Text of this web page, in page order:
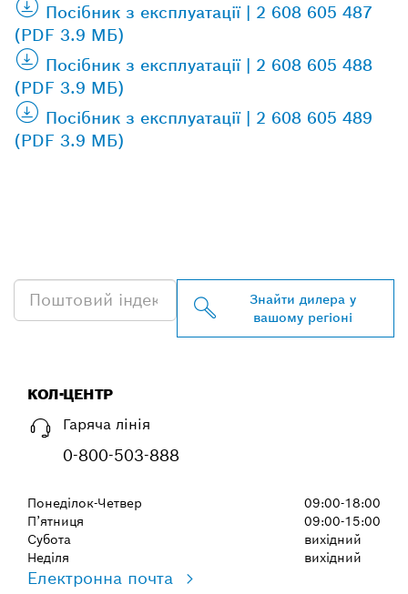
Посібник з експлуатації | 2 608 605 487
(PDF 3.9 МБ)
Посібник з експлуатації | 2 608 605 488
(PDF 3.9 МБ)
Посібник з експлуатації | 2 608 605 489
(PDF 3.9 МБ)
Знайти дилера у
вашому регіоні
КОЛ-ЦЕНТР
Гаряча лінія
0-800-503-888
Понеділок-Четвер
П’ятниця
Субота
Неділя
09:00-18:00
09:00-15:00
вихідний
вихідний
Електронна почта